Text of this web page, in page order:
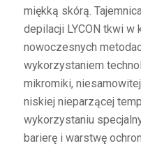
miękką skórą.
depilacji LYCON tkwi w
nowoczesnych
wykorzystaniem
mikromiki,
niskiej nieparzącej
wykorzystaniu
barierę i warstwę